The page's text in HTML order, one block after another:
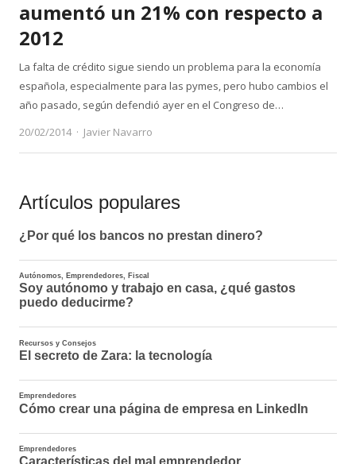
aumentó un 21% con respecto a
2012
La falta de crédito sigue siendo un problema para la economía
española, especialmente para las pymes, pero hubo cambios el
año pasado, según defendió ayer en el Congreso de…
20/02/2014
Author
Javier Navarro
Artículos populares